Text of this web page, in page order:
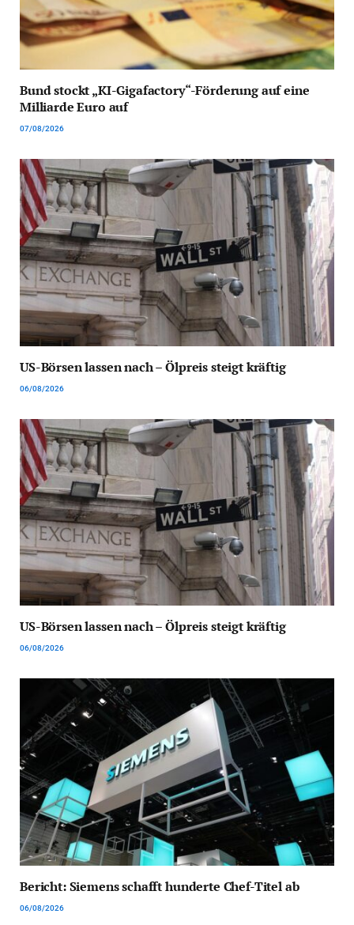
Bund stockt „KI-Gigafactory“-Förderung auf eine
Milliarde Euro auf
07/08/2026
US-Börsen lassen nach – Ölpreis steigt kräftig
06/08/2026
US-Börsen lassen nach – Ölpreis steigt kräftig
06/08/2026
Bericht: Siemens schafft hunderte Chef-Titel ab
06/08/2026